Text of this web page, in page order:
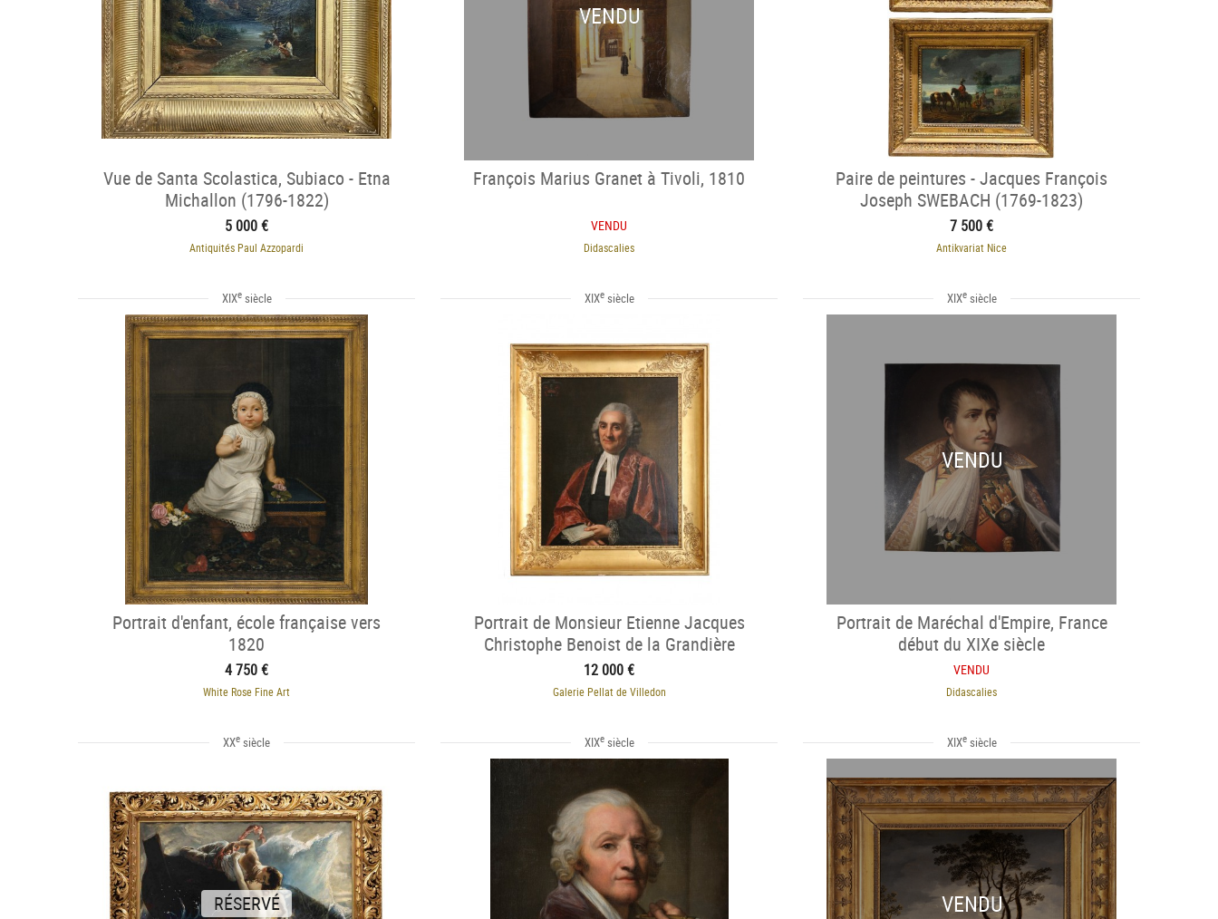
Vue de Santa Scolastica, Subiaco - Etna
Michallon (1796-1822)
5 000 €
Antiquités Paul Azzopardi
VENDU
François Marius Granet à Tivoli, 1810
VENDU
Didascalies
Paire de peintures - Jacques François
Joseph SWEBACH (1769-1823)
7 500 €
Antikvariat Nice
XIXesiècle
Portrait d'enfant, école française vers
1820
4 750 €
White Rose Fine Art
XIXesiècle
Portrait de Monsieur Etienne Jacques
Christophe Benoist de la Grandière
12 000 €
Galerie Pellat de Villedon
XIXesiècle
VENDU
Portrait de Maréchal d'Empire, France
début du XIXe siècle
VENDU
Didascalies
XXe siècle
RÉSERVÉ
XIXesiècle XIXesiècle
VENDU